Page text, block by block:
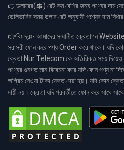
👉ডলারের(💲) রেট কম বেশির জন্য পণ্যের দাম
ডেলিভারির সময় ডলার রেট অনুযায়ী পণ্যের দাম
👉বিঃ দ্রঃ- আমাদের সম্মানীত ক্রেতাগন
সরাসরী ফোন করে পণ্য Order করে থাকে। যদি
ক্রেতা Nur Telecom কে অতিরিক্ত সময় দিয়েও
পণ্যের গুনগত মান বিবেচনা করে যদি কোন পণ্য না
অগ্রিম নেওয়া টাকা ফেরত দেয়া হয়। যদি কোন
দায়ী নয়। ক্রেতা যদি পরবর্তীতে ফোন করে সাথে